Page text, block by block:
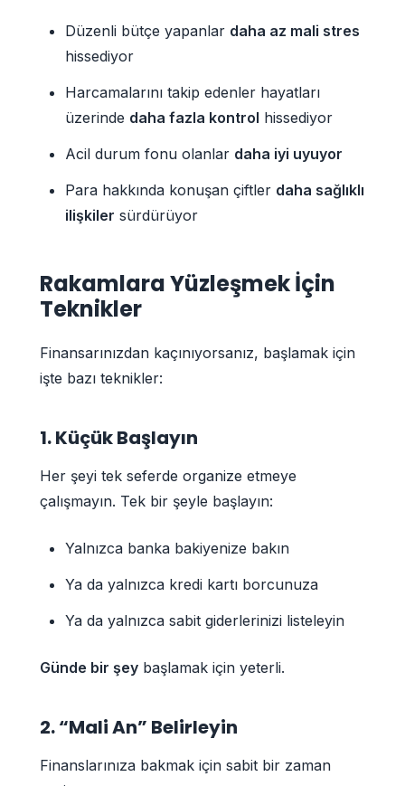
Düzenli bütçe yapanlar daha az mali stres
hissediyor
Harcamalarını takip edenler hayatları
üzerinde daha fazla kontrol hissediyor
Acil durum fonu olanlar daha iyi uyuyor
Para hakkında konuşan çiftler daha sağlıklı
ilişkiler sürdürüyor
Rakamlara Yüzleşmek İçin
Teknikler
Finansarınızdan kaçınıyorsanız, başlamak için
işte bazı teknikler:
1. Küçük Başlayın
Her şeyi tek seferde organize etmeye
çalışmayın. Tek bir şeyle başlayın:
Yalnızca banka bakiyenize bakın
Ya da yalnızca kredi kartı borcunuza
Ya da yalnızca sabit giderlerinizi listeleyin
Günde bir şey başlamak için yeterli.
2. “Mali An” Belirleyin
Finanslarınıza bakmak için sabit bir zaman